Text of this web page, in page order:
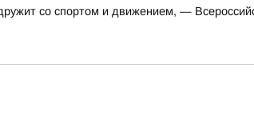
со спортом и движением, —